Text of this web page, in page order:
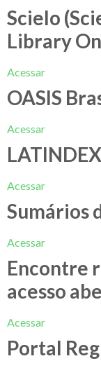
Scielo
Library
Acessar
OASIS
Acessar
Acessar
Sumários
Acessar
Encontre
acesso
Acessar
Portal